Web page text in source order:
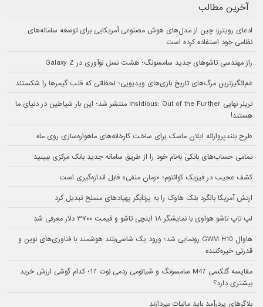
آخرین مطالب
ادعای رویترز: چین از مدل‌های هوش مصنوعی آمریکایی برای توسعه سامانه‌های
نظامی خود استفاده کرده است
راز مهندسی تاشوهای جدید سامسونگ؛ هشت نسل نوآوری در Galaxy Z
غم‌انگیزترین مرگ‌های تاریخ بازی‌های ویدیویی؛ لحظاتی که قلب گیمرها را شکستند
تریلر نهایی Insidious: Out of the Further منتشر شد؛ این بار شیاطین در دنیای ما
هستند!
طرح بلندپروازانه ایلان ماسک برای ساخت کارخانه‌های ماهواره‌سازی روی ماه
تمامی حساب‌های بانکی به‌نام خود را از طریق سامانه جدید بانک مرکزی ببینید
کشف عجیب در فیزیک کوانتوم؛ «زمان منفی» قابل اندازه‌گیری است
ارتش آمریکا بالگرد بلک هاوک را به پرتابگر پهپادهای مسلح تبدیل کرد
لپ تاپ تاشو هواوی با نمایشگر ۱۸ اینچی تاشو و قیمت ۳۷۰۰ دلار معرفی شد
هاوال GWM H10 رونمایی شد؛ ورود یک شاسی‌بلند هوشمند با فناوری‌های نوین و
قدرتی خیره‌کننده
مقایسه گلکسی M47 سامسونگ و شیائومی ردمی نوت 17؛ کدام گوشی ارزش خرید
بیشتری دارد؟
بلاگرهای پردرآمد باید مالیات بپردازند